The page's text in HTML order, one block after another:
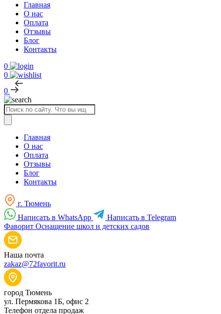
Главная
О нас
Оплата
Отзывы
Блог
Контакты
0
0
0
Поиск
товаров
Главная
О нас
Оплата
Отзывы
Блог
Контакты
г. Тюмень
Написать в WhatsApp
Написать в Telegram
Фаворит Оснащение школ и детских садов
Наша почта
zakaz@72favorit.ru
город Тюмень
ул. Пермякова 1Б, офис 2
Телефон отдела продаж